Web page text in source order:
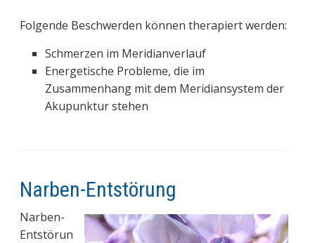
Folgende Beschwerden können therapiert werden:
Schmerzen im Meridianverlauf
Energetische Probleme, die im
Zusammenhang mit dem Meridiansystem der
Akupunktur stehen
Narben-Entstörung
Narben-
Entstörun